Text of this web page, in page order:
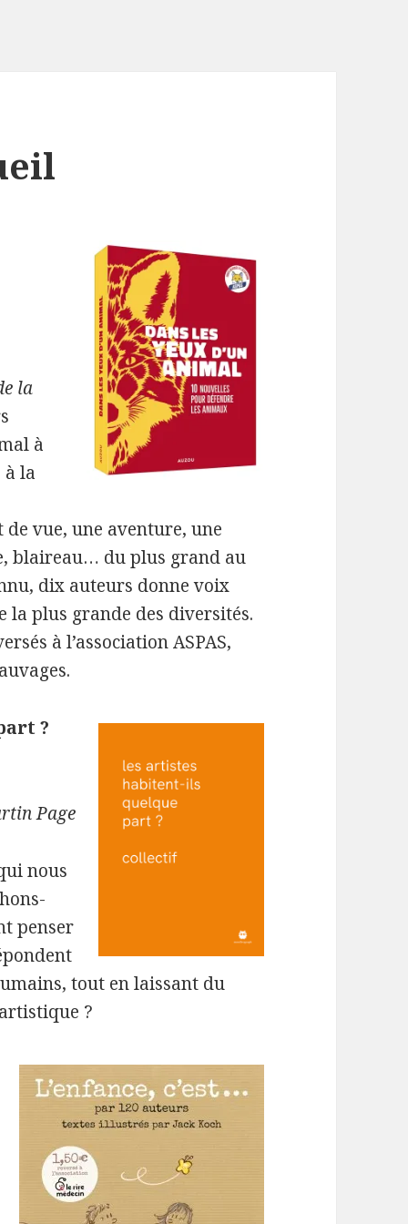
la
à
la
vue, une aventure, une
blaireau… du plus grand au
dix auteurs donne voix
plus grande des diversités.
à l’association ASPAS,
?
Page
nous
penser
tout en laissant du
?